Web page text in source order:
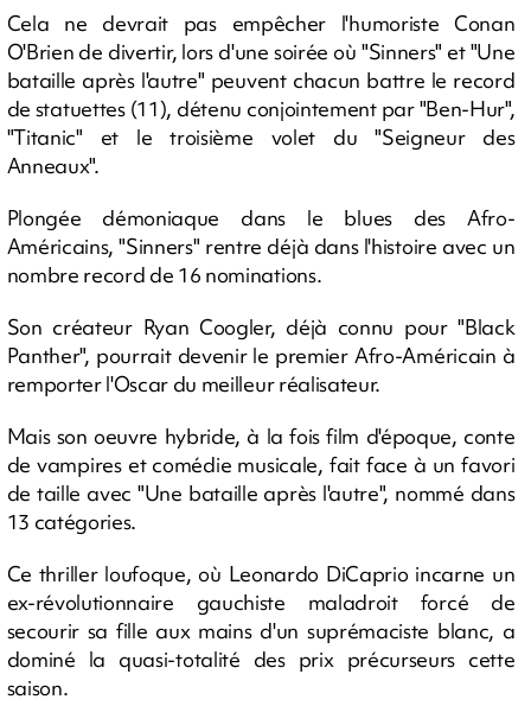
Cela ne devrait pas empêcher l'humoriste Conan
O'Brien de divertir, lors d'une soirée où "Sinners" et "Une
bataille après l'autre" peuvent chacun battre le record
de statuettes (11), détenu conjointement par "Ben-Hur",
"Titanic" et le troisième volet du "Seigneur des
Anneaux".
Plongée démoniaque dans le blues des Afro-
Américains, "Sinners" rentre déjà dans l'histoire avec un
nombre record de 16 nominations.
Son créateur Ryan Coogler, déjà connu pour "Black
Panther", pourrait devenir le premier Afro-Américain à
remporter l'Oscar du meilleur réalisateur.
Mais son oeuvre hybride, à la fois film d'époque, conte
de vampires et comédie musicale, fait face à un favori
de taille avec "Une bataille après l'autre", nommé dans
13 catégories.
Ce thriller loufoque, où Leonardo DiCaprio incarne un
ex-révolutionnaire gauchiste maladroit forcé de
secourir sa fille aux mains d'un suprémaciste blanc, a
dominé la quasi-totalité des prix précurseurs cette
saison.